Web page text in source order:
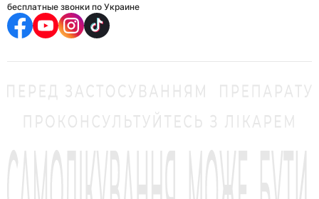
бесплатные звонки по Украине